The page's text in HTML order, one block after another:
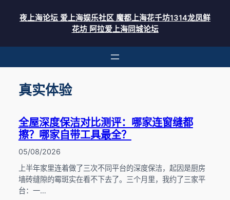
夜上海论坛 爱上海娱乐社区 魔都上海花千坊1314龙凤鲜
花坊 阿拉爱上海同城论坛
真实体验
全屋深度保洁对比测评：哪家连窗缝都
擦？哪家自带工具最全？
05/08/2026
上半年家里连着做了三次不同平台的深度保洁，起因是厨房
墙砖缝隙的霉斑实在看不下去了。三个月里，我约了三家平
台：一…